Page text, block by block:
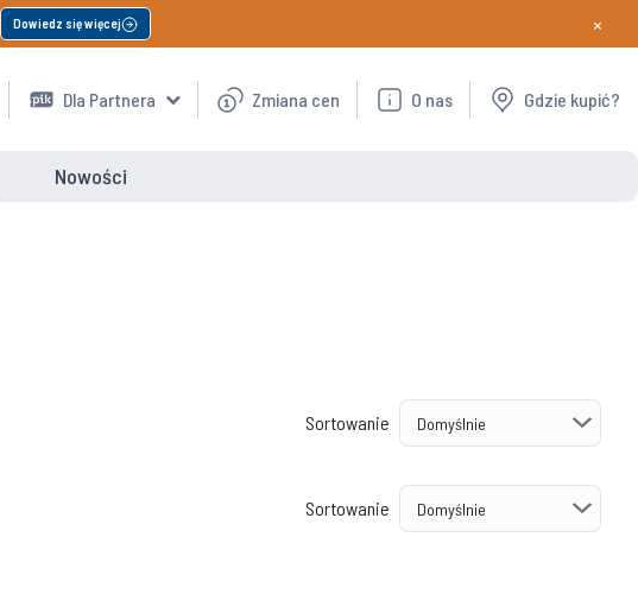
Dowiedz się więcej ×
Dla Partnera Zmiana cen O nas Gdzie kupić?
Nowości
Sortowanie
Sortowanie